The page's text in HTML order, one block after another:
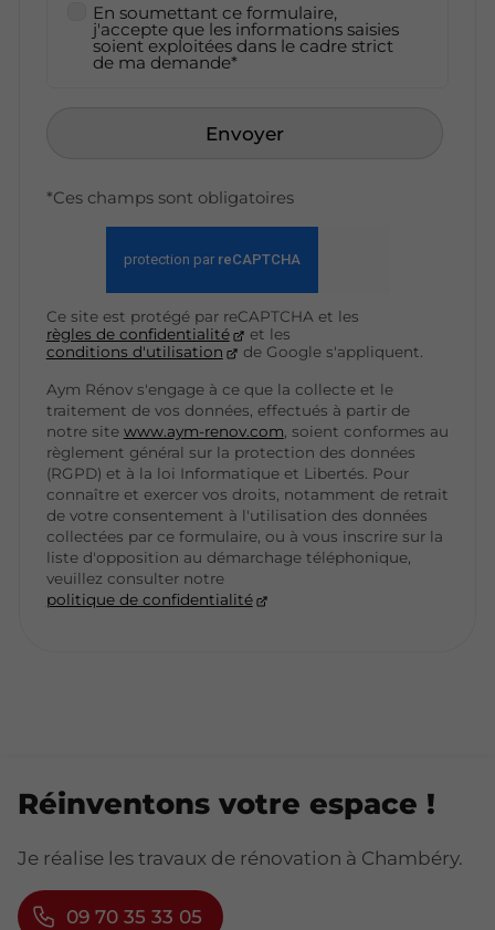
En soumettant ce formulaire,
j'accepte que les informations saisies
soient exploitées dans le cadre strict
de ma demande*
Envoyer
*Ces champs sont obligatoires
Ce site est protégé par reCAPTCHA et les
règles de confidentialité
et les
conditions d'utilisation
de Google s'appliquent.
Aym Rénov s'engage à ce que la collecte et le
traitement de vos données, effectués à partir de
notre site www.aym-renov.com, soient conformes au
règlement général sur la protection des données
(RGPD) et à la loi Informatique et Libertés. Pour
connaître et exercer vos droits, notamment de retrait
de votre consentement à l'utilisation des données
collectées par ce formulaire, ou à vous inscrire sur la
liste d'opposition au démarchage téléphonique,
veuillez consulter notre
politique de confidentialité
Réinventons votre espace !
Je réalise les travaux de rénovation à Chambéry.
09 70 35 33 05